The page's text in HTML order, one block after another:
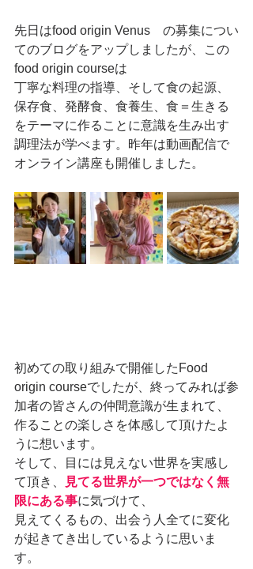
先日はfood origin Venus　の募集につい
てのブログをアップしましたが、この
food origin courseは
丁寧な料理の指導、そして食の起源、
保存食、発酵食、食養生、食＝生きる
をテーマに作ることに意識を生み出す
調理法が学べます。昨年は動画配信で
オンライン講座も開催しました。
初めての取り組みで開催したFood
origin courseでしたが、終ってみれば参
加者の皆さんの仲間意識が生まれて、
作ることの楽しさを体感して頂けたよ
うに想います。
そして、目には見えない世界を実感し
て頂き、
見てる世界が一つではなく無
限にある事に気づけて、
見えてくるもの、出会う人全てに変化
が起きてき出しているように思いま
す。